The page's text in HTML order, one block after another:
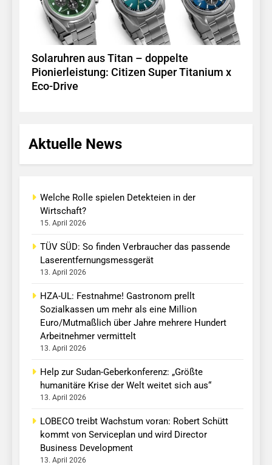
Solaruhren aus Titan – doppelte
Pionierleistung: Citizen Super Titanium x
Eco-Drive
Aktuelle News
Welche Rolle spielen Detekteien in der
Wirtschaft?
15. April 2026
TÜV SÜD: So finden Verbraucher das passende
Laserentfernungsmessgerät
13. April 2026
HZA-UL: Festnahme! Gastronom prellt
Sozialkassen um mehr als eine Million
Euro/Mutmaßlich über Jahre mehrere Hundert
Arbeitnehmer vermittelt
13. April 2026
Help zur Sudan-Geberkonferenz: „Größte
humanitäre Krise der Welt weitet sich aus“
13. April 2026
LOBECO treibt Wachstum voran: Robert Schütt
kommt von Serviceplan und wird Director
Business Development
13. April 2026